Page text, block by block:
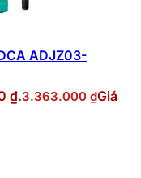
ADJZ03-
₫.3.363.000 ₫Giá